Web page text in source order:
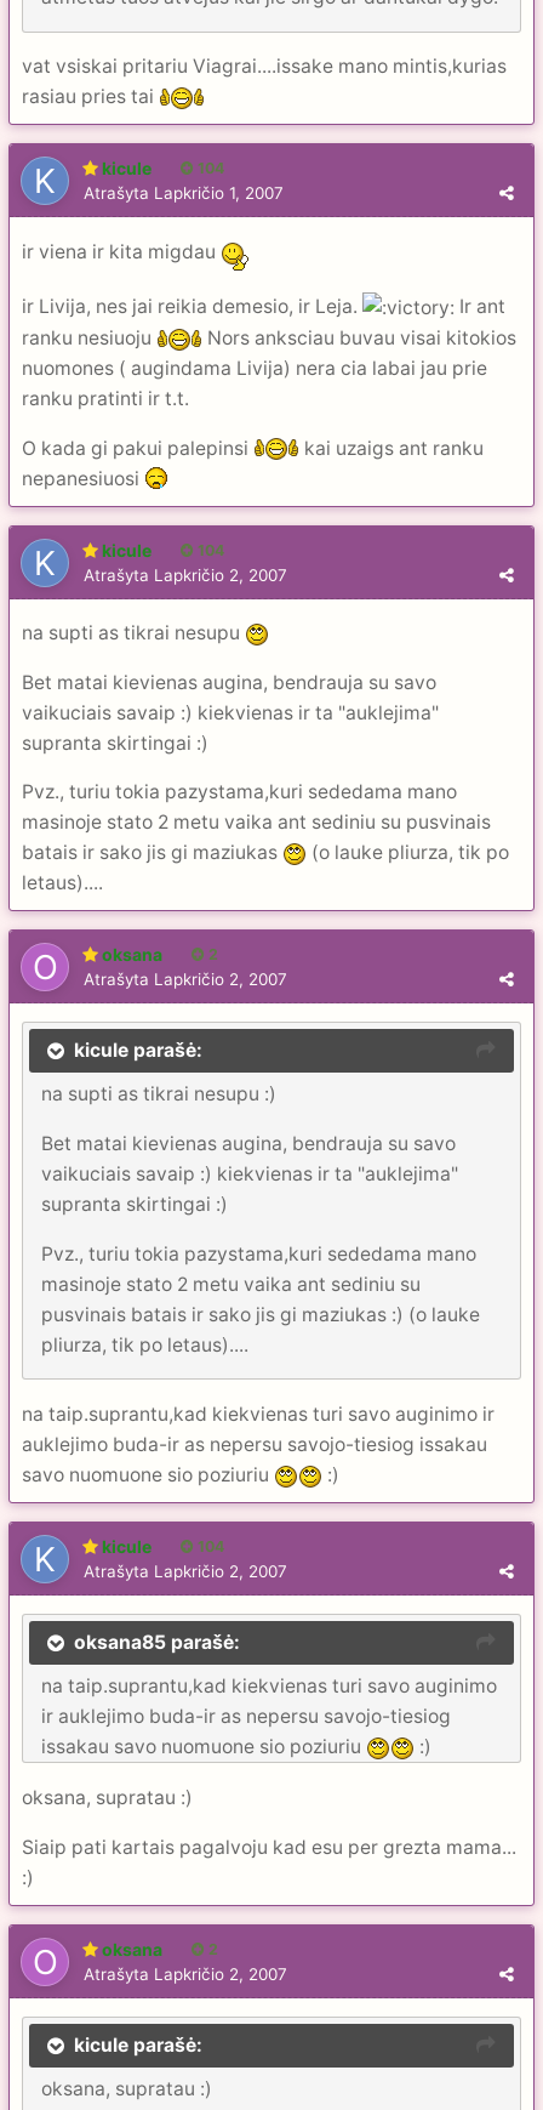
vat vsiskai pritariu Viagrai....issake mano mintis,kurias
rasiau pries tai
kicule 104
Atrašyta Lapkričio 1, 2007
ir viena ir kita migdau
ir Livija, nes jai reikia demesio, ir Leja.
Ir ant
ranku nesiuoju
Nors anksciau buvau visai kitokios
nuomones ( augindama Livija) nera cia labai jau prie
ranku pratinti ir t.t.
O kada gi pakui palepinsi
kai uzaigs ant ranku
nepanesiuosi
kicule 104
Atrašyta Lapkričio 2, 2007
na supti as tikrai nesupu
Bet matai kievienas augina, bendrauja su savo
vaikuciais savaip :) kiekvienas ir ta "auklejima"
supranta skirtingai :)
Pvz., turiu tokia pazystama,kuri sededama mano
masinoje stato 2 metu vaika ant sediniu su pusvinais
batais ir sako jis gi maziukas
(o lauke pliurza, tik po
letaus)....
oksana 2
Atrašyta Lapkričio 2, 2007
kicule parašė:
na supti as tikrai nesupu :)
Bet matai kievienas augina, bendrauja su savo
vaikuciais savaip :) kiekvienas ir ta "auklejima"
supranta skirtingai :)
Pvz., turiu tokia pazystama,kuri sededama mano
masinoje stato 2 metu vaika ant sediniu su
pusvinais batais ir sako jis gi maziukas :) (o lauke
pliurza, tik po letaus)....
na taip.suprantu,kad kiekvienas turi savo auginimo ir
auklejimo buda-ir as nepersu savojo-tiesiog issakau
savo nuomuone sio poziuriu
:)
kicule 104
Atrašyta Lapkričio 2, 2007
oksana85 parašė:
na taip.suprantu,kad kiekvienas turi savo auginimo
ir auklejimo buda-ir as nepersu savojo-tiesiog
issakau savo nuomuone sio poziuriu
:)
oksana, supratau :)
Siaip pati kartais pagalvoju kad esu per grezta mama...
:)
oksana 2
Atrašyta Lapkričio 2, 2007
kicule parašė:
oksana, supratau :)